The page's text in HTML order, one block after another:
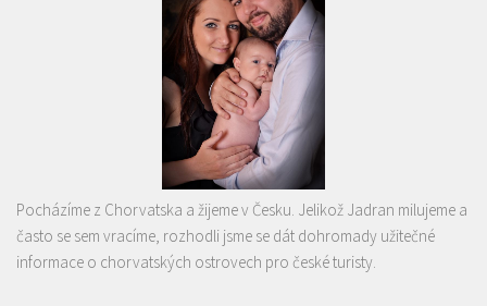
Pocházíme z Chorvatska a žijeme v Česku. Jelikož Jadran milujeme a
často se sem vracíme, rozhodli jsme se dát dohromady užitečné
informace o chorvatských ostrovech pro české turisty.